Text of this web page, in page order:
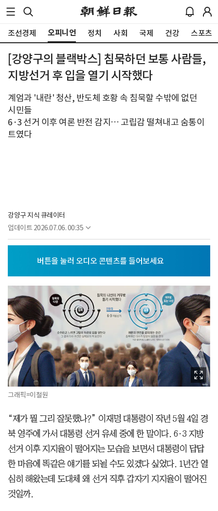
조선경제 오피니언 정치 사회 국제 건강 스포츠
[강양구의 블랙박스] 침묵하던 보통 사람들,
지방선거 후 입을 열기 시작했다
계엄과 '내란' 청산, 반도체 호황 속 침묵할 수밖에 없던
시민들
6·3 선거 이후 여론 반전 감지… 고립감 떨쳐내고 숨통이
트였다
강양구 지식 큐레이터
업데이트 2026.07.06. 00:35
그래픽=이철원
“제가 뭘 그리 잘못했나?” 이재명 대통령이 작년 5월 4일 경
북 영주에 가서 대통령 선거 유세 중에 한 말이다. 6·3 지방
선거 이후 지지율이 떨어지는 모습을 보면서 대통령이 답답
한 마음에 똑같은 얘기를 되뇔 수도 있겠다 싶었다. 1년간 열
심히 해왔는데 도대체 왜 선거 직후 갑자기 지지율이 떨어진
것일까.